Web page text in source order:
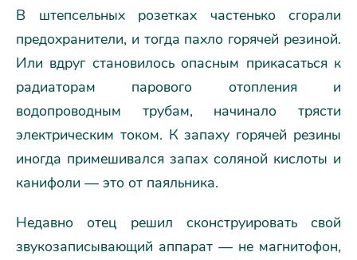
В штепсельных розетках частенько сгорали
предохранители, и тогда пахло горячей резиной.
Или вдруг становилось опасным прикасаться к
радиаторам парового отопления и
водопроводным трубам, начинало трясти
электрическим током. К запаху горячей резины
иногда примешивался запах соляной кислоты и
канифоли — это от паяльника.
Недавно отец решил сконструировать свой
звукозаписывающий аппарат — не магнитофон,